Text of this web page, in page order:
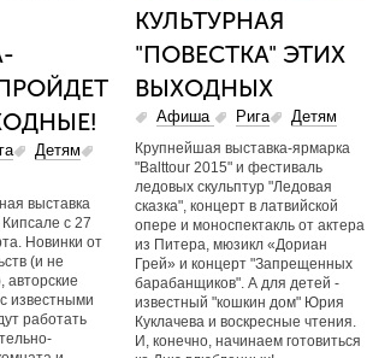
Детям
выставка
с 27
Новинки от
(и не
авторские
известными
работать
КУЛЬТУРНАЯ
"ПОВЕСТКА" ЭТИХ
ВЫХОДНЫХ
Афиша Рига Детям
Крупнейшая выставка-ярмарка
"Balttour 2015" и фестиваль
ледовых скульптур "Ледовая
сказка", концерт в латвийской
опере и моноспектакль от актера
из Питера, мюзикл «Дориан
Грей» и концерт "Запрещенных
барабанщиков". А для детей -
известный "кошкин дом" Юрия
Куклачева и воскресные чтения.
И, конечно, начинаем готовиться